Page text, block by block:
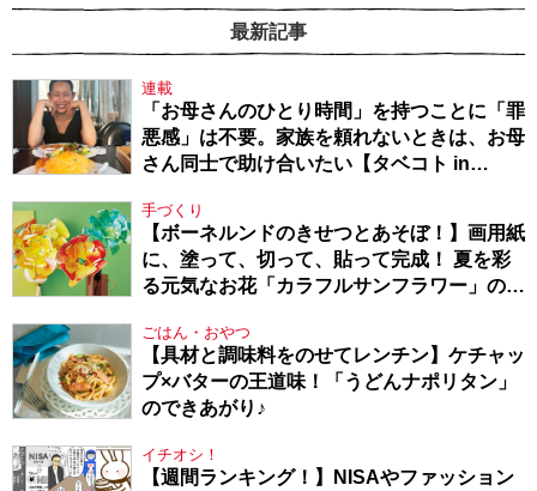
最新記事
連載
「お母さんのひとり時間」を持つことに「罪
悪感」は不要。家族を頼れないときは、お母
さん同士で助け合いたい【タベコト in
手づくり
【ボーネルンドのきせつとあそぼ！】画用紙
に、塗って、切って、貼って完成！ 夏を彩
る元気なお花「カラフルサンフラワー」の作
ごはん・おやつ
【具材と調味料をのせてレンチン】ケチャッ
プ×バターの王道味！「うどんナポリタン」
のできあがり♪
イチオシ！
【週間ランキング！】NISAやファッション